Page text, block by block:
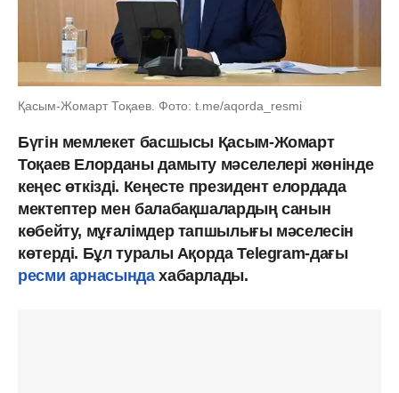
Қасым-Жомарт Тоқаев. Фото: t.me/aqorda_resmi
Бүгін мемлекет басшысы Қасым-Жомарт
Тоқаев Елорданы дамыту мәселелері жөнінде
кеңес өткізді. Кеңесте президент елордада
мектептер мен балабақшалардың санын
көбейту, мұғалімдер тапшылығы мәселесін
көтерді. Бұл туралы Ақорда Telegram-дағы
ресми арнасындахабарлады.